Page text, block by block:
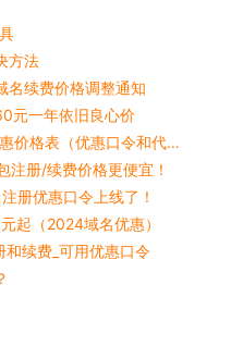
方法
名续费价格调整通知
元一年依旧良心价
阿里云COM域名注册和续费优惠价格表（优惠口令和代金券）
注册/续费价格更便宜！
册优惠口令上线了！
起（2024域名优惠）
续费_可用优惠口令